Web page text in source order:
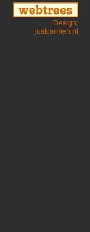
Design:
justcarmen.nl